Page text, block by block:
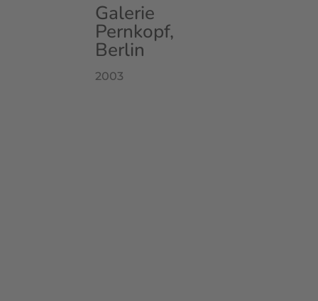
Galerie
Pernkopf,
Berlin
2003